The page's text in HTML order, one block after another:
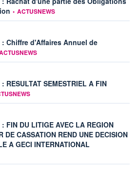
information fournie par
• ACTUSNEWS
: Chiffre d'Affaires Annuel de
fournie par
RESULTAT SEMESTRIEL A FIN
fournie par
FIN DU LITIGE AVEC LA REGION
DE CASSATION REND UNE DECISION
A GECI INTERNATIONAL